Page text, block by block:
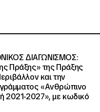
ΔΙΑΓΩΝΙΣΜΟΣ:
Πράξης» της Πράξης
και την
«Ανθρώπινο
2021-2027», με κωδικό